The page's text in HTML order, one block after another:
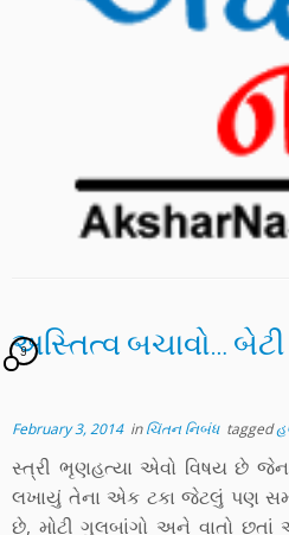
અસ્તિત્વ બચાવો… બેટી
9
February 3, 2014inચિંતન નિબંધ tagged
સ્ત્રી ભૃણહત્યા એવો વિષય છે
લખાયું તેના એક ટકા જેટલું પણ
છે, મોટી ગુલબાંગો અને વાતો